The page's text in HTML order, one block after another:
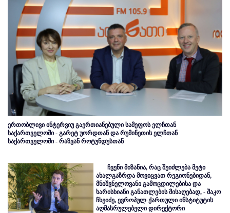
ერთობლივი ინტერვიუ გაერთიანებული სამეფოს ელჩთან
საქართველოში - გარეტ უორდთან და რუმინეთის ელჩთან
საქართველოში - რაზვან როტუნდუსთან
ჩვენი მიზანია, რაც შეიძლება მეტი
ახალგაზრდა მოვიცვათ რეგიონებიდან,
მნიშვნელოვანი გამოცდილებისა და
ხარისხიანი განათლების მისაღებად, - შაკო
ჩხეიძე, ევროპულ-ქართული ინსტიტუტის
აღმასრულებელი დირექტორი